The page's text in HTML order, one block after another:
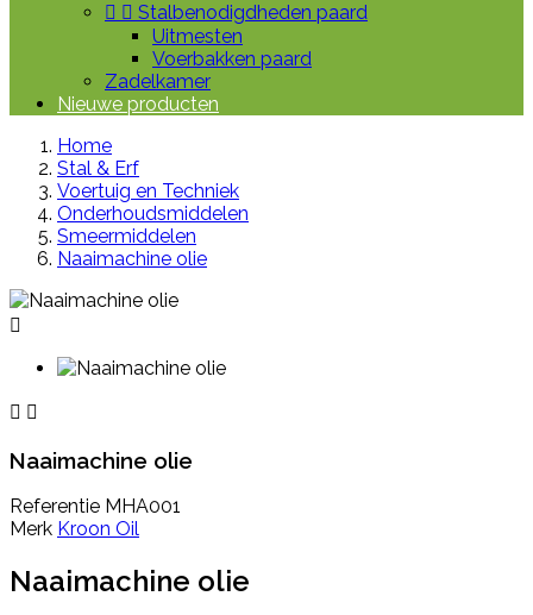
  Stalbenodigdheden paard
Uitmesten
Voerbakken paard
Zadelkamer
Nieuwe producten
Home
Stal & Erf
Voertuig en Techniek
Onderhoudsmiddelen
Smeermiddelen
Naaimachine olie

 
Naaimachine olie
Referentie MHA001
Merk Kroon Oil
Naaimachine olie